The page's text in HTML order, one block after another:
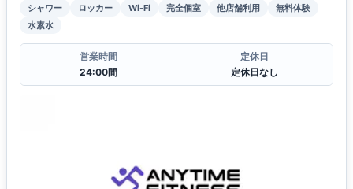
シャワー ロッカー Wi-Fi 完全個室 他店舗利用
無料体験
水素水
営業時間
24:00間
定休日
定休日なし